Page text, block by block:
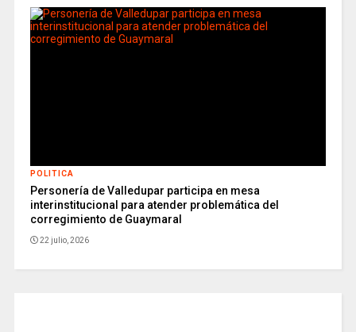
POLITICA
Personería de Valledupar participa en mesa
interinstitucional para atender problemática del
corregimiento de Guaymaral
22 julio, 2026